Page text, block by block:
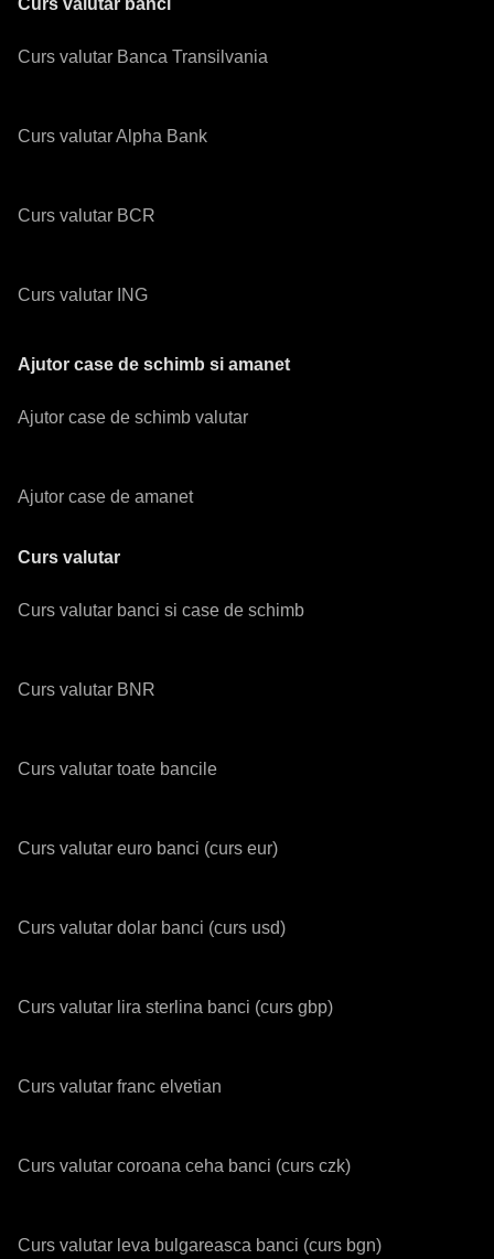
Curs valutar banci
Curs valutar Banca Transilvania
Curs valutar Alpha Bank
Curs valutar BCR
Curs valutar ING
Ajutor case de schimb si amanet
Ajutor case de schimb valutar
Ajutor case de amanet
Curs valutar
Curs valutar banci si case de schimb
Curs valutar BNR
Curs valutar toate bancile
Curs valutar euro banci (curs eur)
Curs valutar dolar banci (curs usd)
Curs valutar lira sterlina banci (curs gbp)
Curs valutar franc elvetian
Curs valutar coroana ceha banci (curs czk)
Curs valutar leva bulgareasca banci (curs bgn)